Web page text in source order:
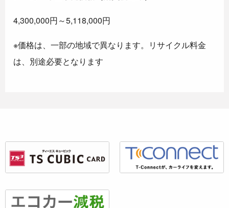
4,300,000円～5,118,000円
※価格は、一部の地域で異なります。
リサイクル料金
は、別途必要となります